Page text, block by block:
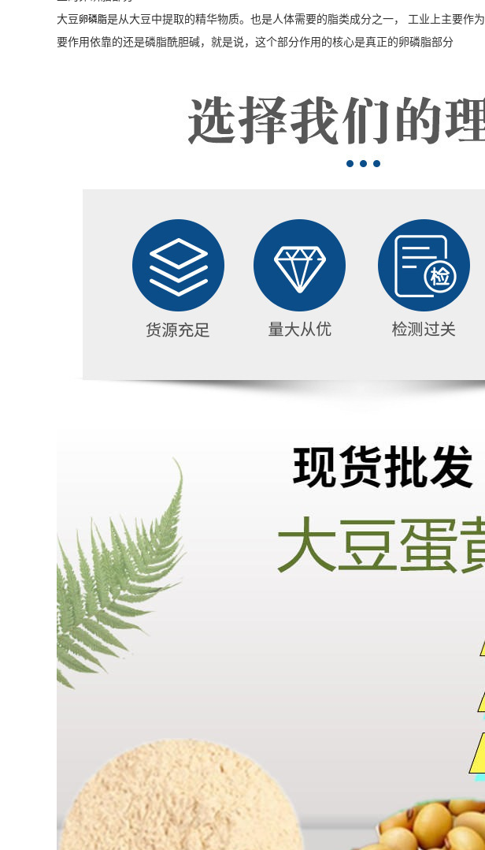
大豆卵磷脂是从大豆中提取的精华物质。也是人体需要的脂类成分之一， 工业上主要作为
要作用依靠的还是磷脂酰胆碱，就是说，这个部分作用的核心是真正的卵磷脂部分